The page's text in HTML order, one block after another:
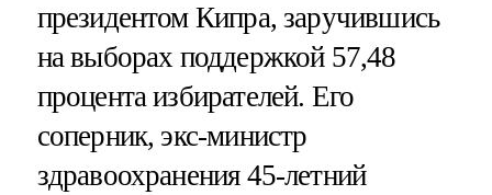
президентом Кипра, заручившись
на выборах поддержкой 57,48
процента избирателей. Его
соперник, экс-министр
здравоохранения 45-летний